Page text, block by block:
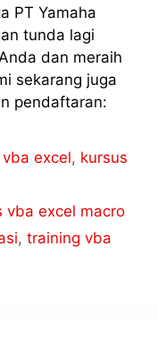
PT Yamaha
tunda lagi
dan meraih
sekarang juga
pendaftaran:
excel, kursus
vba excel macro
, training vba